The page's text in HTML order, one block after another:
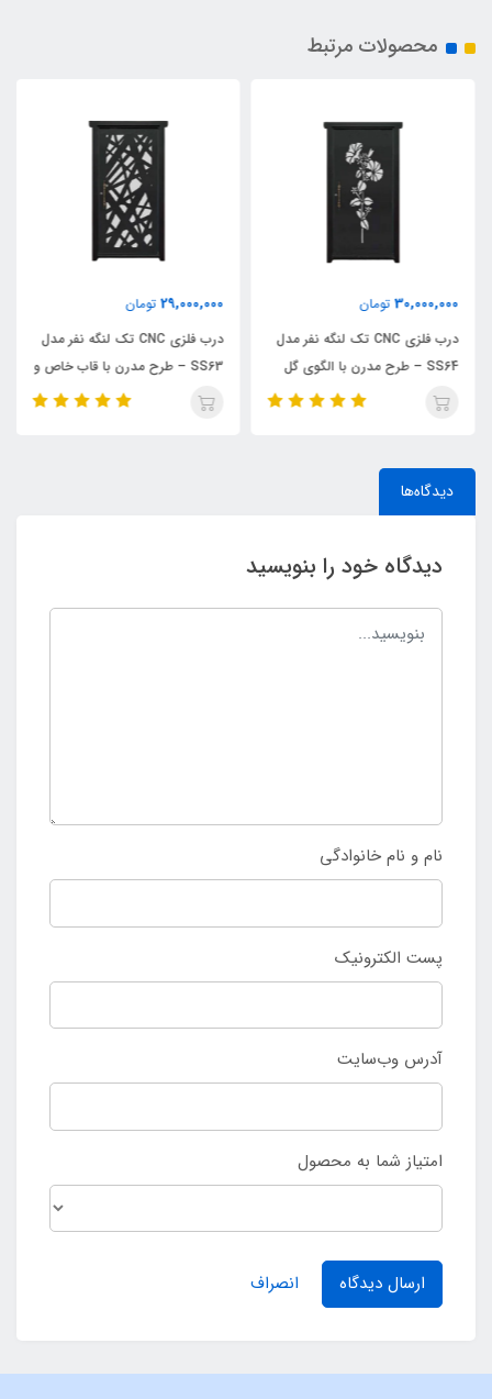
محصولات مرتبط
30,000,000 تومان
درب فلزی CNC تک لنگه نفر مدل
SS64 – طرح مدرن با الگوی گل
زیبا
29,000,000 تومان
درب فلزی CNC تک لنگه نفر مدل
SS63 – طرح مدرن با قاب خاص و
خطوط مینیمال
دیدگاه‌ها
دیدگاه خود را بنویسید
نام و نام خانوادگی
پست الکترونیک
آدرس وب‌سایت
امتیاز شما به محصول
ارسال دیدگاه انصراف